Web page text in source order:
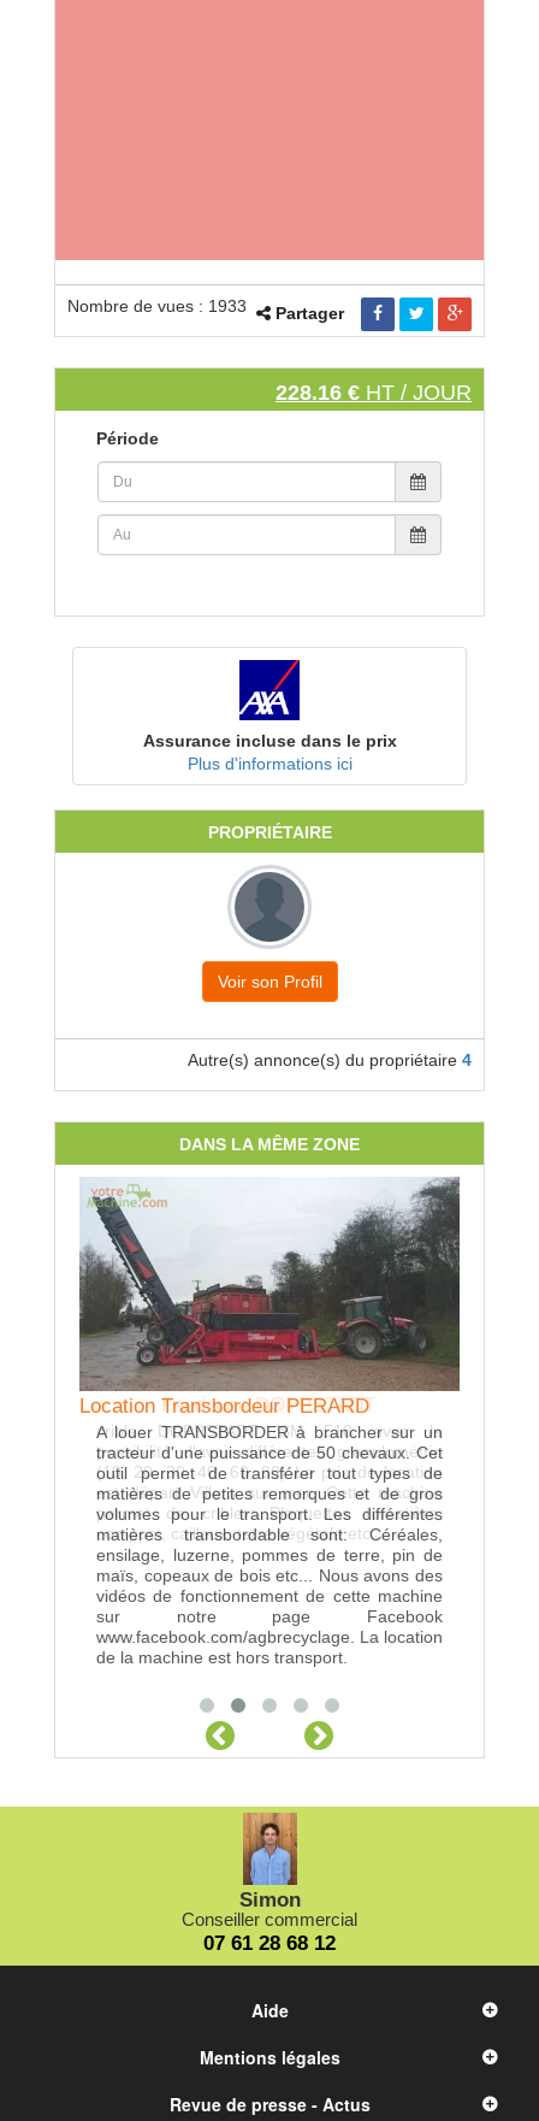
Nombre de vues : 1933 Partager
228.16 € HT / JOUR
Période
Assurance incluse dans le prix
Plus d'informations ici
PROPRIÉTAIRE
Voir son Profil
Autre(s) annonce(s) du propriétaire 4
DANS LA MÊME ZONE
Location Transbordeur PERARD
A louer TRANSBORDER à brancher sur un
tracteur d'une puissance de 50 chevaux. Cet
outil permet de transférer tout types de
matières de petites remorques et de gros
volumes pour le transport. Les différentes
matières transbordable sont: Céréales,
ensilage, luzerne, pommes de terre, pin de
maïs, copeaux de bois etc... Nous avons des
vidéos de fonctionnement de cette machine
sur notre page Facebook
www.facebook.com/agbrecyclage. La location
de la machine est hors transport.
Location Fendeuse DOPPSTADT
crible DOPPSTADT SM 518 avec la
possibilité d'avoir différentes granulométrie
(10, 20 ,30, 40, 60, 80) Le prix de location
est départ Villers sur mer. Cette machine
permet de cribler: Plaquettes forestière,
compost, cailloux, terre végétale etc...
Simon
Conseiller commercial
07 61 28 68 12
Aide
Mentions légales
Revue de presse - Actus